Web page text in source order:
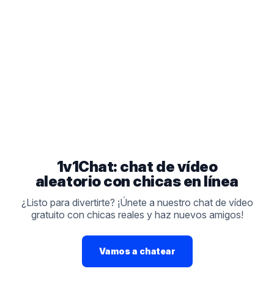
1v1Chat: chat de vídeo
aleatorio con chicas en línea
¿Listo para divertirte? ¡Únete a nuestro chat de vídeo
gratuito con chicas reales y haz nuevos amigos!
Vamos a chatear